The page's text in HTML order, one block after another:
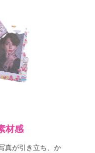
材感
真が引き立ち、か